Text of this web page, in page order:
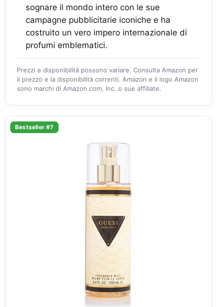
sognare il mondo intero con le sue
campagne pubblicitarie iconiche e ha
costruito un vero impero internazionale di
profumi emblematici.
Prezzi e disponibilità possono variare. Consulta Amazon per
il prezzo e la disponibilità correnti. Amazon e il logo Amazon
sono marchi di Amazon.com, Inc. o sue affiliate.
Bestseller #7